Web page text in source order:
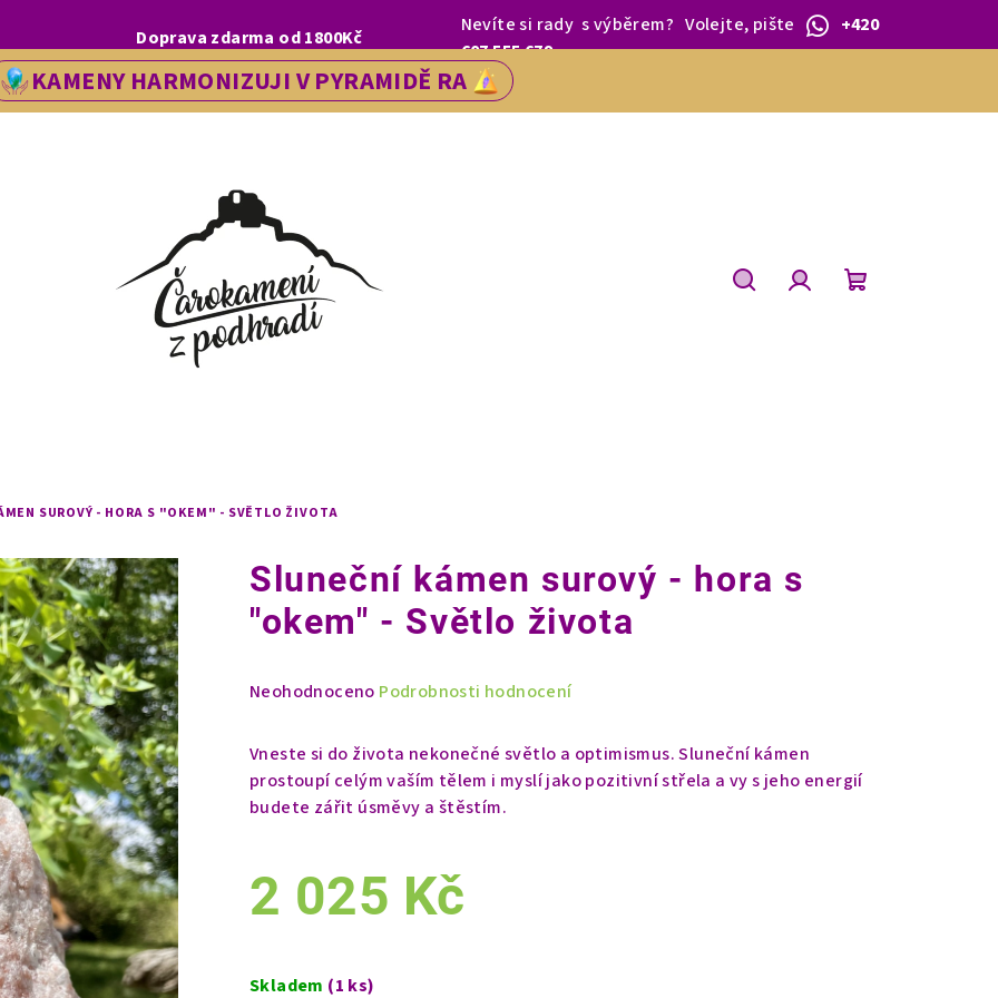
LETOS SE NA VÁS V NAŠÍ PRODEJNĚ V ŘEDHOŠTI BUDEME TĚŠIT OD 1.BŘEZNA.
Doprava zdarma od 1800Kč
Nevíte si rady s výběrem?Volejte, pište
+420
607 555 679
KAMENY HARMONIZUJI V PYRAMIDĚ RA
SUROVÝ - HORA S "OKEM" - SVĚTLO ŽIVOTA
Sluneční kámen surový - hora s
"okem" - Světlo života
Průměrné
produktu
0,0
hvězdiček.
Neohodnoceno Podrobnosti hodnocení
Vneste si do života nekonečné světlo a optimismus. Sluneční kámen
prostoupí celým vaším tělem i myslí jako pozitivní střela a vy s jeho energií
budete zářit úsměvy a štěstím.
2 025 Kč
cena:
Skladem (1 ks)